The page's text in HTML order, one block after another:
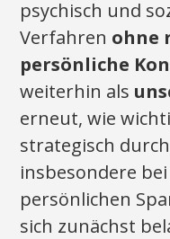
psychisch und
Verfahren ohne
persönliche
weiterhin als
erneut, wie
strategisch
insbesondere
persönlichen
sich zunächst